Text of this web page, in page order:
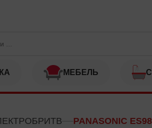
МЕБЕЛЬ
PANASONIC